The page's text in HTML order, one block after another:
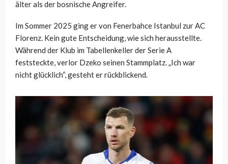
älter als der bosnische Angreifer.
Im Sommer 2025 ging er von Fenerbahce Istanbul zur AC
Florenz. Kein gute Entscheidung, wie sich herausstellte.
Während der Klub im Tabellenkeller der Serie A
feststeckte, verlor Dzeko seinen Stammplatz. „Ich war
nicht glücklich“, gesteht er rückblickend.